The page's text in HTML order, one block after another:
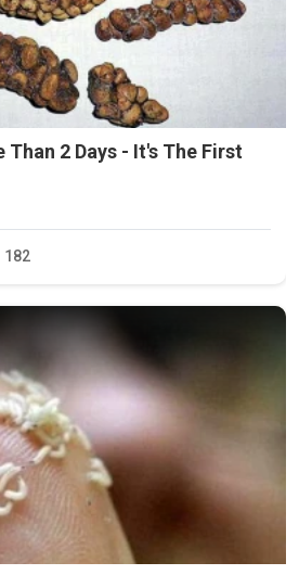
Than 2 Days - It's The First
182